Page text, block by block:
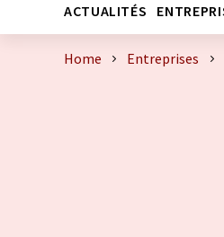
ACTUALITÉS
Home Entreprises